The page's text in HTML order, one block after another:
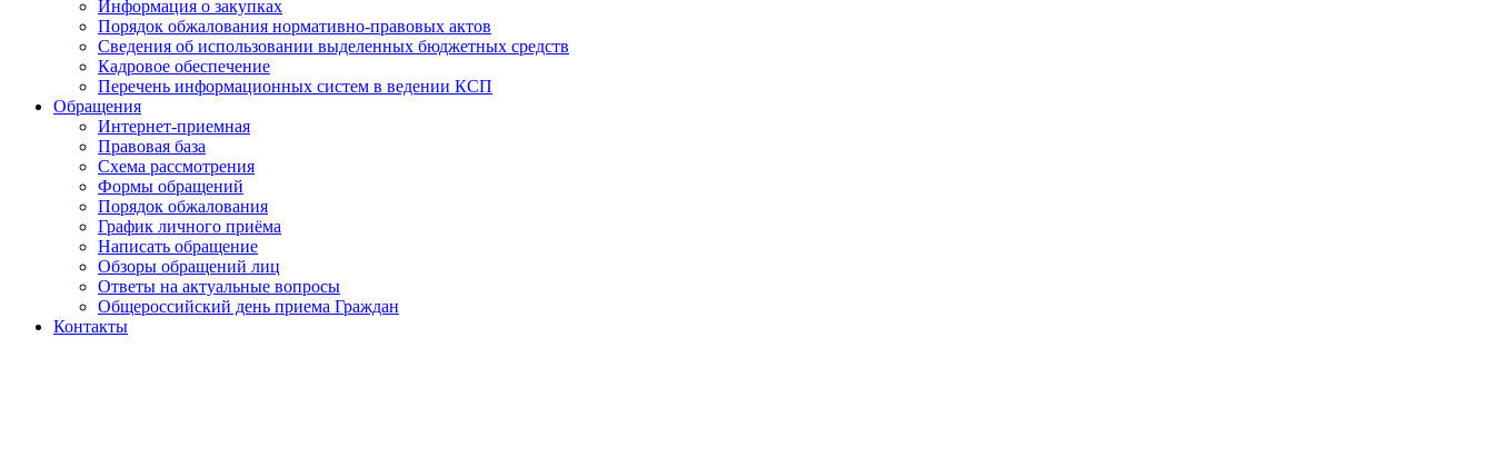
Информация о закупках
Порядок обжалования нормативно-правовых актов
Сведения об использовании выделенных бюджетных средств
Кадровое обеспечение
Перечень информационных систем в ведении КСП
Обращения
Интернет-приемная
Правовая база
Схема рассмотрения
Формы обращений
Порядок обжалования
График личного приёма
Написать обращение
Обзоры обращений лиц
Ответы на актуальные вопросы
Общероссийский день приема Граждан
Контакты